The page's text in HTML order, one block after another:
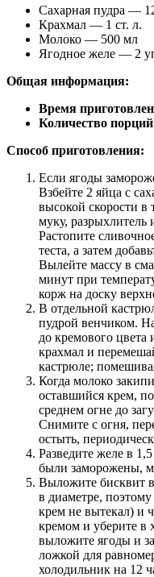
Сахарная пудра —
Крахмал — 1 ст. л.
Молоко — 500 мл
Ягодное желе — 2
Общая информация:
Время
Количество
Способ приготовления:
Если ягоды
Взбейте 2 яйца с
высокой скорости в
муку, разрыхлитель
Растопите
теста, а затем
Вылейте массу в
минут при
корж на доску
В отдельной
пудрой венчиком.
до кремового цвета
крахмал и
кастрюле;
Когда молоко
оставшийся крем,
среднем огне до
Снимите с огня,
остыть,
Разведите желе в
были заморожены,
Выложите бисквит
в диаметре,
крем не вытекал) и
кремом и уберите в
выложите ягоды и
ложкой для
холодильник на 12